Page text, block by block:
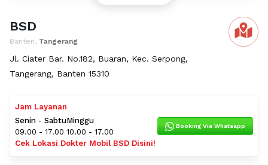
BSD
Banten, Tangerang
Jl. Ciater Bar. No.182, Buaran, Kec. Serpong,
Tangerang, Banten 15310
Jam Layanan
Senin - Sabtu
09.00 - 17.00
Minggu
10.00 - 17.00
Cek Lokasi Dokter Mobil BSD Disini!
Booking Via Whatsapp